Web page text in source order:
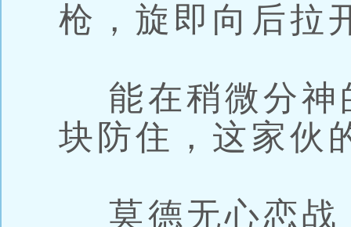
枪，旋即向后拉
能在稍微分神
块防住，这家伙
莫德无心恋战